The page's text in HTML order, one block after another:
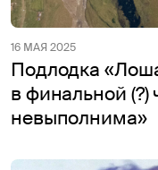
16 МАЯ 2025
Подлодка
в финальной
невыполнима»